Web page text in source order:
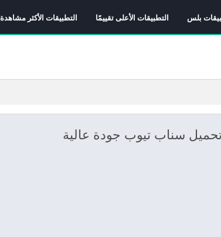
بلس التطبيقات الأعلى تقييمًا التطبيقات الأكثر مشاهدة
سناب تيوب جودة عالية